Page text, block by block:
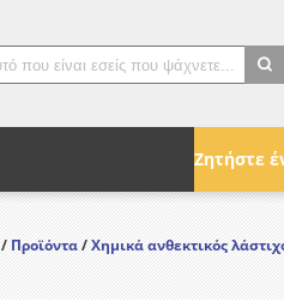
Ζητήστε
/Προϊόντα/Χημικά ανθεκτικός